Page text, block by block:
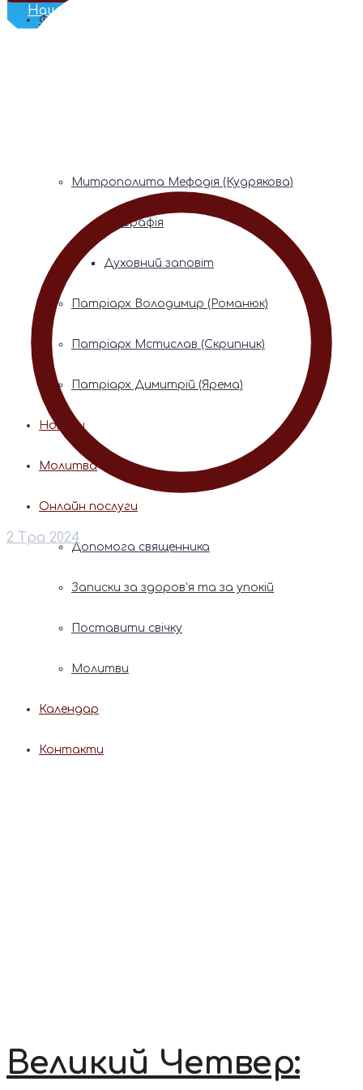
Наш Телеграм
Фонди пам’яті
Митрополита Мефодія (Кудрякова)
Біографія
Духовний заповіт
Патріарх Володимир (Романюк)
Патріарх Мстислав (Скрипник)
Патріарх Димитрій (Ярема)
Новини
Молитва
Онлайн послуги
Допомога священника
Записки за здоров’я та за упокій
Поставити свічку
Молитви
Календар
Контакти
2 Тра 2024
Великий Четвер: